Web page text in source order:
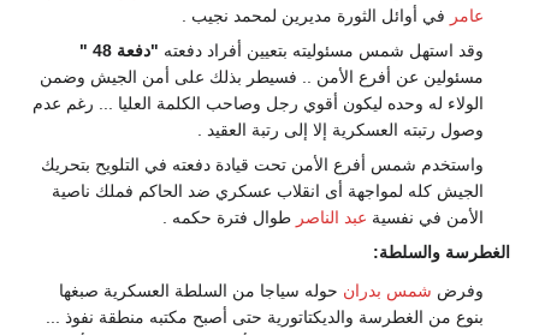
عامر في أوائل الثورة مديرين لمحمد نجيب .
وقد استهل شمس مسئوليته بتعيين أفراد دفعته "دفعة 48 "
مسئولين عن أفرع الأمن .. فسيطر بذلك على أمن الجيش وضمن
الولاء له وحده ليكون أقوي رجل وصاحب الكلمة العليا ... رغم عدم
وصول رتبته العسكرية إلا إلى رتبة العقيد .
واستخدم شمس أفرع الأمن تحت قيادة دفعته في التلويح بتحريك
الجيش كله لمواجهة أى انقلاب عسكري ضد الحاكم فملك ناصية
الأمن في نفسية عبد الناصر طوال فترة حكمه .
الغطرسة والسلطة:
وفرض شمس بدران حوله سياجا من السلطة العسكرية صبغها
بنوع من الغطرسة والديكتاتورية حتى أصبح مكتبه منطقة نفوذ ...